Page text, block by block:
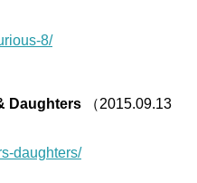
8/
Daughters （2015.09.13
daughters/